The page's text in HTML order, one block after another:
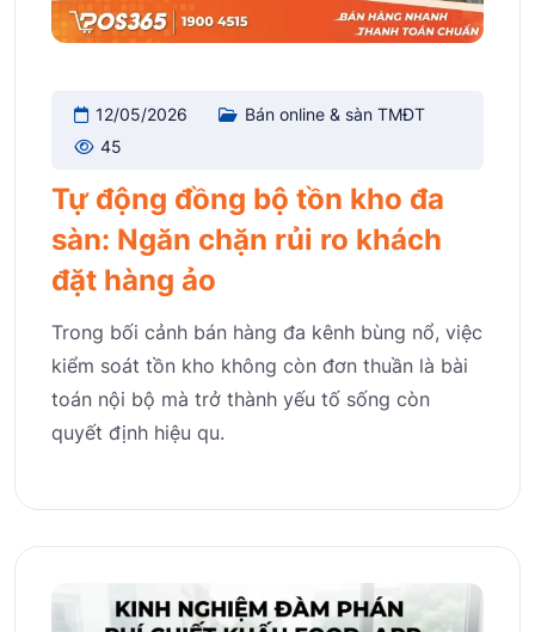
12/05/2026
Bán online & sàn TMĐT
45
Tự động đồng bộ tồn kho đa
sàn: Ngăn chặn rủi ro khách
đặt hàng ảo
Trong bối cảnh bán hàng đa kênh bùng nổ, việc
kiểm soát tồn kho không còn đơn thuần là bài
toán nội bộ mà trở thành yếu tố sống còn
quyết định hiệu qu.